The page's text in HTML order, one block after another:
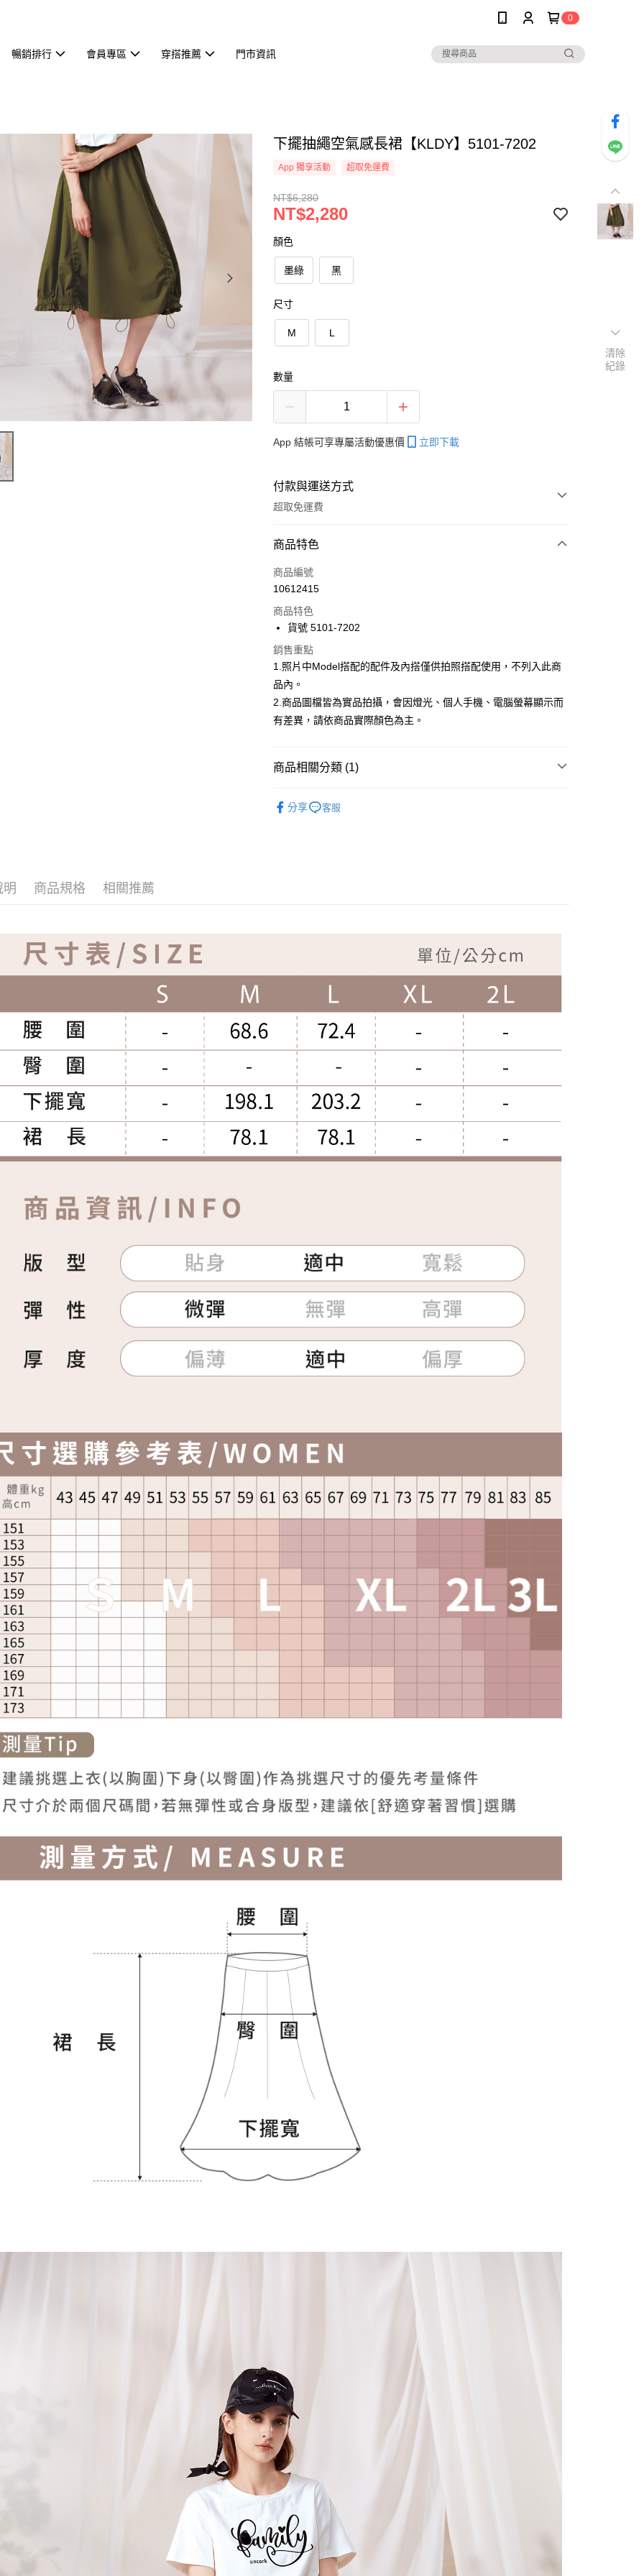
0
暢銷排行 會員專區 穿搭推薦 門市資訊
下擺抽繩空氣感長裙【KLDY】5101-7202
App 獨享活動 超取免運費
NT$6,280
NT$2,280
顏色
墨綠 黑
尺寸
M L
數量
App 結帳可享專屬活動優惠價 立即下載
付款與運送方式
超取免運費
付款方式
信用卡一次付款
Apple Pay
ATM付款
運送方式
全家取貨付款
付款後全家取貨
7-11取貨付款
商品特色
商品編號
10612415
商品特色
貨號 5101-7202
銷售重點
1.照片中Model搭配的配件及內搭僅供拍照搭配使用，不列入此商
品內。
2.商品圖檔皆為實品拍攝，會因燈光、個人手機、電腦螢幕顯示而
有差異，請依商品實際顏色為主。
商品相關分類 (1)
分享
客服
明 商品規格 相關推薦
清除
紀錄